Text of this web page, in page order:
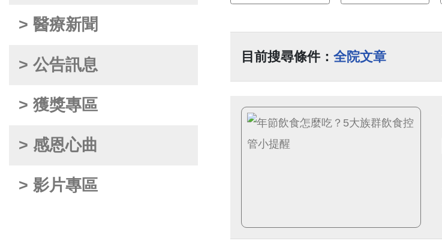
> 醫療新聞
> 公告訊息
> 獲獎專區
> 感恩心曲
> 影片專區
目前搜尋條件： 全院文章